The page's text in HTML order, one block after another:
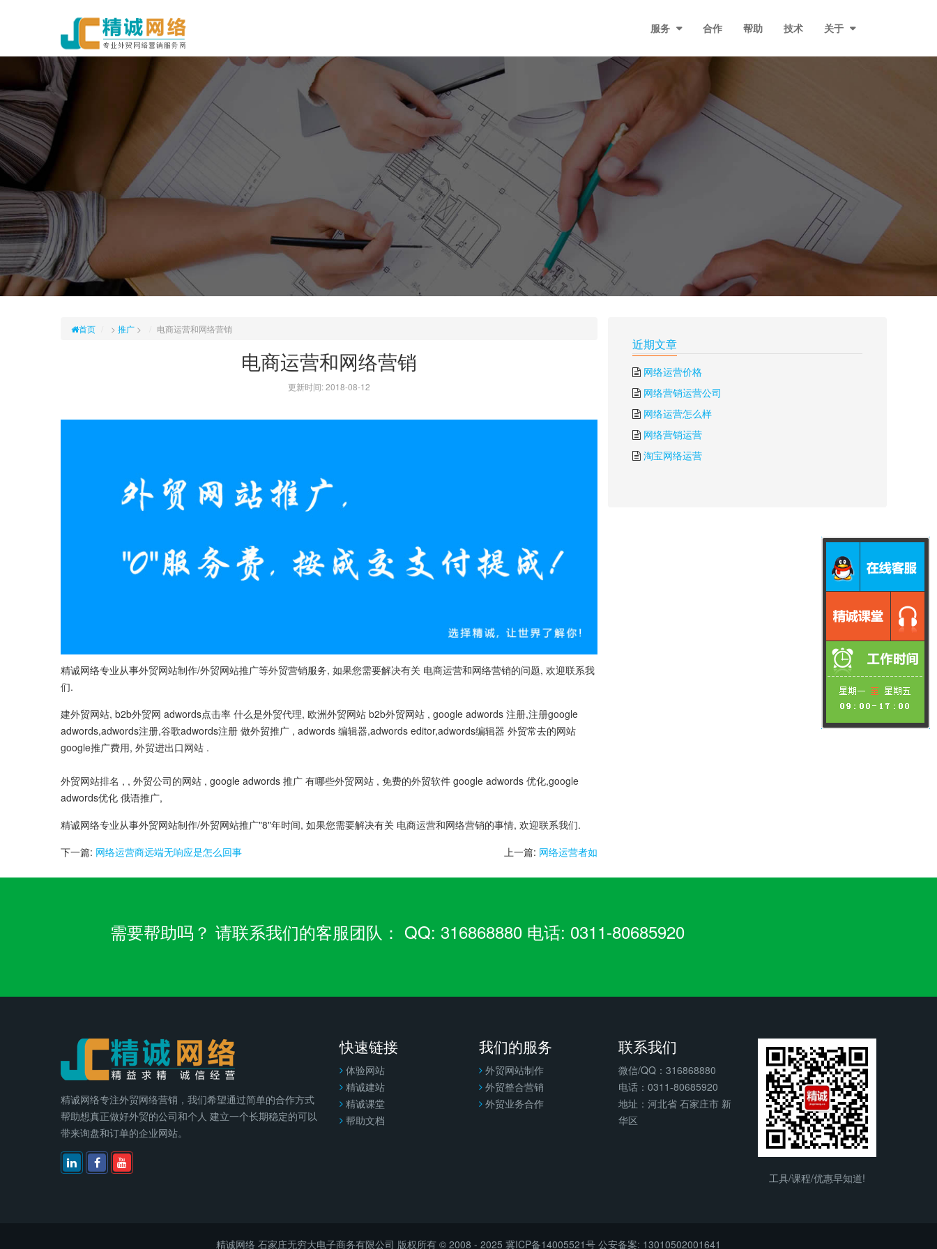
服务 合作 帮助 技术 关于
首页 > 推广 > 电商运营和网络营销
电商运营和网络营销
更新时间: 2018-08-12
精诚网络专业从事外贸网站制作/外贸网站推广等外贸营销服务, 如果您需要解决有关 电商运营和网络营销的问题, 欢迎联系我
们.
建外贸网站, b2b外贸网 adwords点击率 什么是外贸代理, 欧洲外贸网站 b2b外贸网站 , google adwords 注册,注册google
adwords,adwords注册,谷歌adwords注册 做外贸推广 , adwords 编辑器,adwords editor,adwords编辑器 外贸常去的网站
google推广费用, 外贸进出口网站 .
外贸网站排名 , , 外贸公司的网站 , google adwords 推广 有哪些外贸网站 , 免费的外贸软件 google adwords 优化,google
adwords优化 俄语推广,
精诚网络专业从事外贸网站制作/外贸网站推广"8"年时间, 如果您需要解决有关 电商运营和网络营销的事情, 欢迎联系我们.
上一篇: 网络运营者如
下一篇: 网络运营商远端无响应是怎么回事
近期文章
网络运营价格
网络营销运营公司
网络运营怎么样
网络营销运营
淘宝网络运营
需要帮助吗？ 请联系我们的客服团队： QQ: 316868880 电话: 0311-80685920
精诚网络专注外贸网络营销，我们希望通过简单的合作方式
帮助想真正做好外贸的公司和个人 建立一个长期稳定的可以
带来询盘和订单的企业网站。
快速链接
体验网站
精诚建站
精诚课堂
帮助文档
我们的服务
外贸网站制作
外贸整合营销
外贸业务合作
工具/课程/优惠早知道!
联系我们
微信/QQ：316868880
电话：0311-80685920
地址：河北省 石家庄市 新
华区
精诚网络 石家庄无穷大电子商务有限公司 版权所有 © 2008 - 2025 冀ICP备14005521号 公安备案: 13010502001641